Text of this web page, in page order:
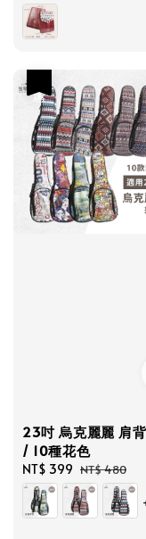
23吋 烏克麗麗 肩
/ 10種花色
Sale
price
NT$ 399 Regular
price
NT$ 480